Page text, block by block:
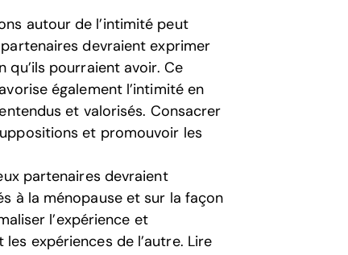
autour de l’intimité peut
devraient exprimer
pourraient avoir. Ce
également l’intimité en
et valorisés. Consacrer
et promouvoir les
partenaires devraient
à la ménopause et sur la façon
l’expérience et
expériences de l’autre. Lire